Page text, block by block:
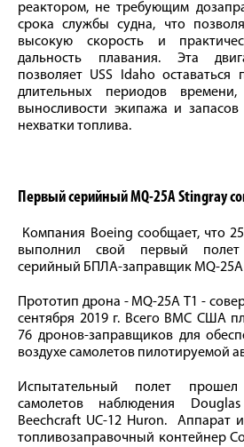
реактором, не требующим
срока службы судна, что
высокую скорость и
дальность плавания. Эта
позволяет USS Idaho
длительных периодов
выносливости экипажа и
нехватки топлива.
Первый серийный MQ-25А Stingray
Компания Boeing сообщает, что
выполнил свой первый
серийный БПЛА-заправщик MQ-25A
Прототип дрона - MQ-25A Т1 -
сентября 2019 г. Всего ВМС США
76 дронов-заправщиков для
воздухе самолетов пилотируемой
Испытательный полет
самолетов наблюдения
Beechcraft UC-12 Huron. Аппарат
топливозаправочный контейнер